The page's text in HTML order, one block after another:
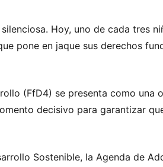
Hoy, uno de cada tres
pone en jaque sus derechos
(FfD4) se presenta como
decisivo para garantizar
Sostenible, la Agenda de